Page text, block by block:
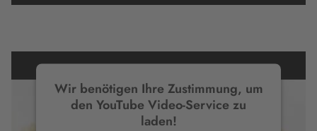
Akzeptieren
Wir benötigen Ihre Zustimmung, um
den YouTube Video-Service zu
laden!